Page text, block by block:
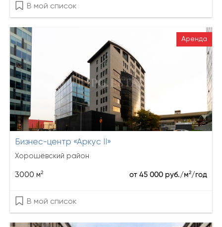
В мой список
Аренда
Бизнес-центр «Аркус II»
Хорошёвский район
3000 м2 от 45 000 руб./м2/год
В мой список